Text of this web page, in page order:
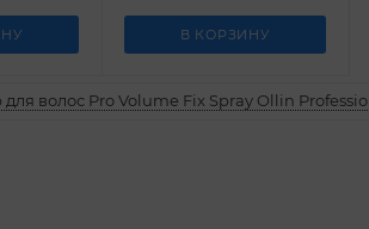
В КОРЗИНУ
волос Pro Volume Fix Spray Ollin